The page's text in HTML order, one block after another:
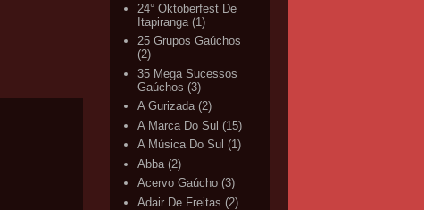
24° Oktoberfest De
Itapiranga (1)
25 Grupos Gaúchos
(2)
35 Mega Sucessos
Gaúchos (3)
A Gurizada (2)
A Marca Do Sul (15)
A Música Do Sul (1)
Abba (2)
Acervo Gaúcho (3)
Adair De Freitas (2)